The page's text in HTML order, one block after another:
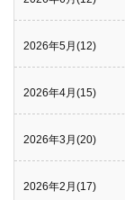
2026年5月(12)
2026年4月(15)
2026年3月(20)
2026年2月(17)